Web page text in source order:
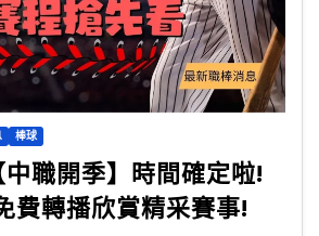
棒球
職開季】時間確定啦!
費轉播欣賞精采賽事!